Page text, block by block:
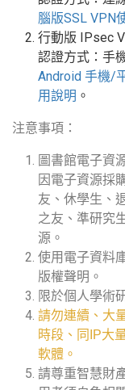
腦版SSL VPN
行動版
IPsec
認證方式：手
Android 手機/
用說明 。
注意事項：
圖書館電子資
因電子資源採
友、休學生、
之友、準研究
源。
使用電子資料
版權聲明。
限於個人學術
請勿連續、大
時段、同IP大
軟體。
請尊重智慧財